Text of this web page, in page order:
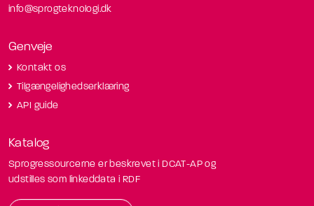
info@sprogteknologi.dk
Genveje
Kontakt os
Tilgængelighedserklæring
API guide
Katalog
Sprogressourcerne er beskrevet i DCAT-AP og
udstilles som linkeddata i RDF